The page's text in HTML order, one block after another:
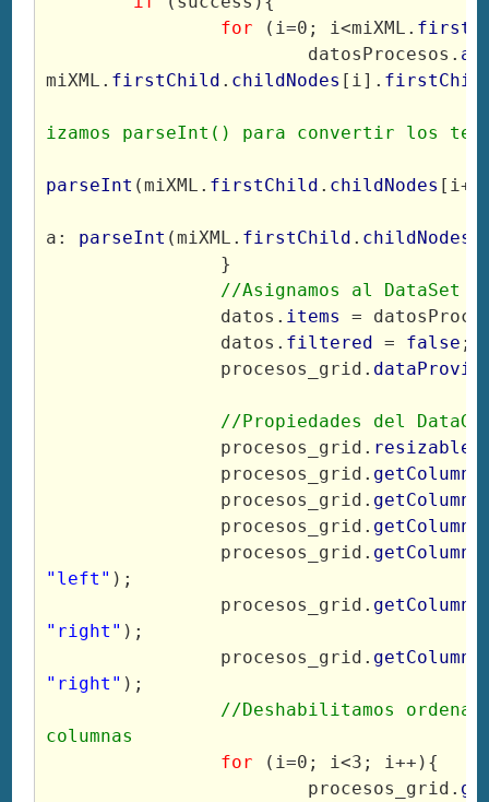
for (i=0; i<miXML.
			datosProcesos.
miXML. firstChild . childNodes [i].
izamos parseInt() para convertir los
parseInt (miXML. firstChild . childNodes
a: parseInt (miXML. firstChild . childNodes
		}
//Asignamos al DataSet
		datos.
items
=
		datos.
filtered = false ;
		procesos_grid.
//Propiedades del
		procesos_grid.
		procesos_grid.
		procesos_grid.
		procesos_grid.
		procesos_grid.
"left" );
		procesos_grid.
"right" );
		procesos_grid.
"right" );
//Deshabilitamos
columnas
for (i=0; i<3; i++){
			procesos_grid.